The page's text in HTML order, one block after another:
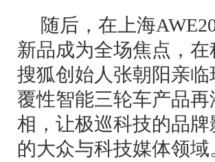
随后，在上海
新品成为全场焦点，
搜狐创始人张朝阳亲
覆性智能三轮车产品
相，让极巡科技的品
的大众与科技媒体领